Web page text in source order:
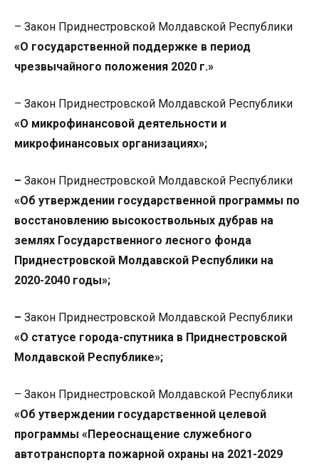
– Закон Приднестровской Молдавской Республики
«О государственной поддержке в период
чрезвычайного положения 2020 г.»
– Закон Приднестровской Молдавской Республики
«О микрофинансовой деятельности и
микрофинансовых организациях»;
– Закон Приднестровской Молдавской Республики
«Об утверждении государственной программы по
восстановлению высокоствольных дубрав на
землях Государственного лесного фонда
Приднестровской Молдавской Республики на
2020-2040 годы»;
– Закон Приднестровской Молдавской Республики
«О статусе города-спутника в Приднестровской
Молдавской Республике»;
– Закон Приднестровской Молдавской Республики
«Об утверждении государственной целевой
программы «Переоснащение служебного
автотранспорта пожарной охраны на 2021-2029